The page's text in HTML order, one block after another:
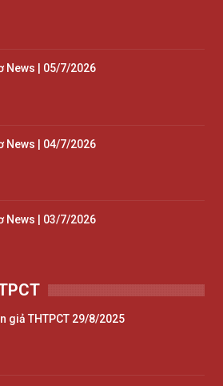
News | 05/7/2026
News | 04/7/2026
News | 03/7/2026
giả THTPCT 29/8/2025